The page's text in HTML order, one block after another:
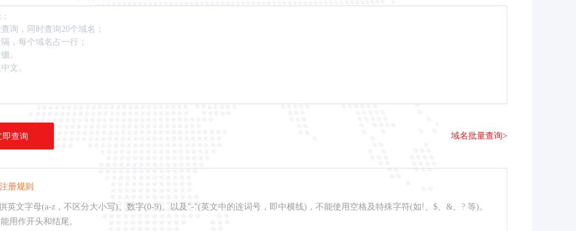
即查询 域名批量查询>
册规则
英文字母(a-z，不区分大小写)、数字(0-9)、以及"-"(英文中的连词号，即中横线)，不能使用空格及特殊字符(如!、$、&、? 等)。
用作开头和结尾。